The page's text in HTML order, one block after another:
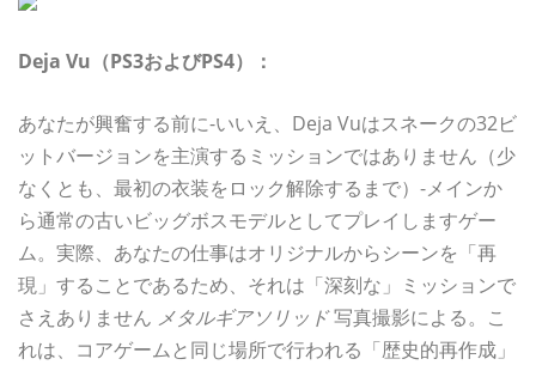
Deja Vu（PS3およびPS4）：
あなたが興奮する前に-いいえ、Deja Vuはスネークの32ビ
ットバージョンを主演するミッションではありません（少
なくとも、最初の衣装をロック解除するまで）-メインか
ら通常の古いビッグボスモデルとしてプレイしますゲー
ム。実際、あなたの仕事はオリジナルからシーンを「再
現」することであるため、それは「深刻な」ミッションで
さえありません メタルギアソリッド写真撮影による。こ
れは、コアゲームと同じ場所で行われる「歴史的再作成」